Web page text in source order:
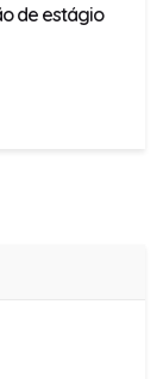
de estágio